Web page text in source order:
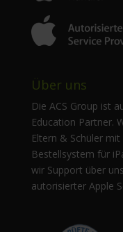
Über uns
Die ACS Group ist
Education Partner.
Eltern & Schüler
Bestellsystem für
wir Support über
autorisierter Apple